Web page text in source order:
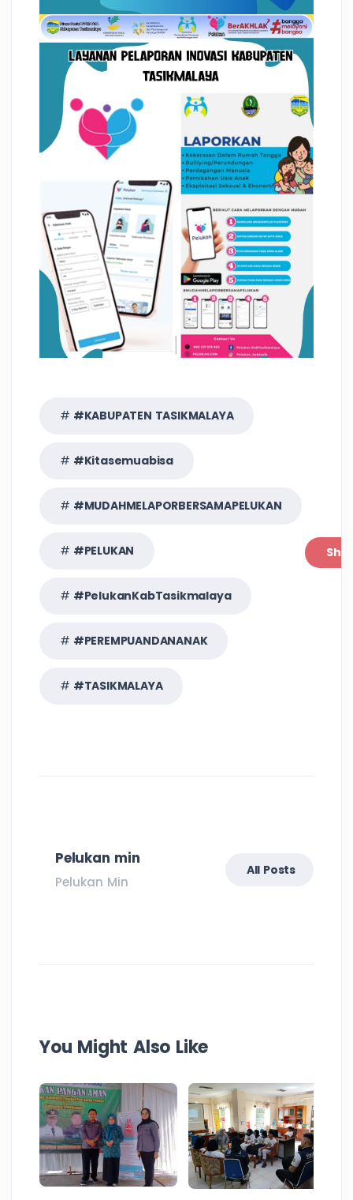
#KABUPATEN TASIKMALAYA
#kitasemuabisa
#MUDAHMELAPORBERSAMAPELUKAN
#PELUKAN
#PelukanKabTasikmalaya
#PEREMPUANDANANAK
#TASIKMALAYA
Pelukan min
Pelukan Min
All Posts
You Might Also Like